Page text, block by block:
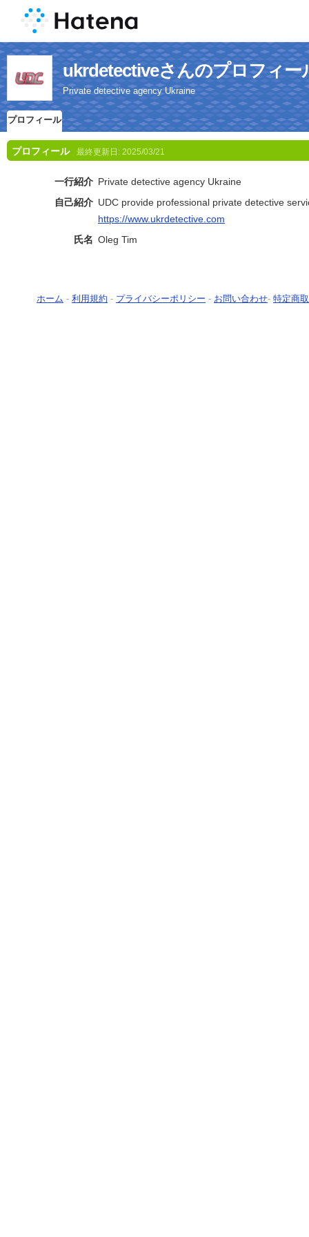
ukrdetectiveさんのプロフィー
Private detective agency Ukraine
プロフィール
プロフィール 最終更新日: 2025/03/21
一行紹介 Private detective agency Ukraine
自己紹介 UDC provide professional private detective
https://www.ukrdetective.com
氏名 Oleg Tim
ホーム - 利用規約 - プライバシーポリシー - お問い合わせ- 特定商